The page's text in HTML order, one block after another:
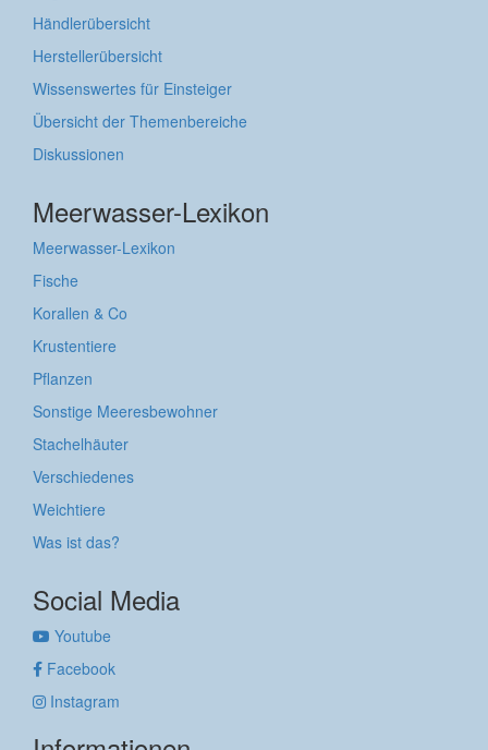
Händlerübersicht
Herstellerübersicht
Wissenswertes für Einsteiger
Übersicht der Themenbereiche
Diskussionen
Meerwasser-Lexikon
Meerwasser-Lexikon
Fische
Korallen & Co
Krustentiere
Pflanzen
Sonstige Meeresbewohner
Stachelhäuter
Verschiedenes
Weichtiere
Was ist das?
Social Media
Youtube
Facebook
Instagram